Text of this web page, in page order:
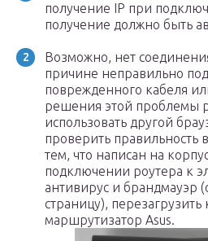
получение IP при
получение должно быть
Возможно, нет
причине неправильно
поврежденного кабеля
решения этой проблемы
использовать другой
проверить правильность
тем, что написан на
подключении роутера к
антивирус и брандмауэр
страницу),
маршрутизатор Asus.